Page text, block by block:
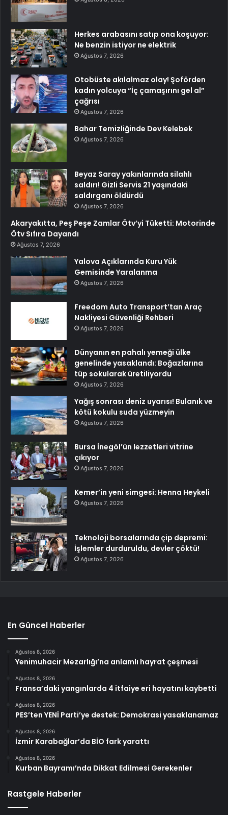
Herkes arabasını satıp ona koşuyor:
Ne benzin istiyor ne elektrik
Ağustos 7, 2026
Otobüste akılalmaz olay! Şoförden
kadın yolcuya “İç çamaşırını gel al”
çağrısı
Ağustos 7, 2026
Bahar Temizliğinde Dev Kelebek
Ağustos 7, 2026
Beyaz Saray yakınlarında silahlı
saldırı! Gizli Servis 21 yaşındaki
saldırganı öldürdü
Ağustos 7, 2026
Akaryakıtta, Peş Peşe Zamlar Ötv’yi Tüketti: Motorinde
Ötv Sıfıra Dayandı
Ağustos 7, 2026
Yalova Açıklarında Kuru Yük
Gemisinde Yaralanma
Ağustos 7, 2026
Freedom Auto Transport’tan Araç
Nakliyesi Güvenliği Rehberi
Ağustos 7, 2026
Dünyanın en pahalı yemeği ülke
genelinde yasaklandı: Boğazlarına
tüp sokularak üretiliyordu
Ağustos 7, 2026
Yağış sonrası deniz uyarısı! Bulanık ve
kötü kokulu suda yüzmeyin
Ağustos 7, 2026
Bursa İnegöl’ün lezzetleri vitrine
çıkıyor
Ağustos 7, 2026
Kemer’in yeni simgesi: Henna Heykeli
Ağustos 7, 2026
Teknoloji borsalarında çip depremi:
İşlemler durduruldu, devler çöktü!
Ağustos 7, 2026
En Güncel Haberler
Ağustos 8, 2026
Yenimuhacir Mezarlığı’na anlamlı hayrat çeşmesi
Ağustos 8, 2026
Fransa’daki yangınlarda 4 itfaiye eri hayatını kaybetti
Ağustos 8, 2026
PES’ten YENİ Parti’ye destek: Demokrasi yasaklanamaz
Ağustos 8, 2026
İzmir Karabağlar’da BİO fark yarattı
Ağustos 8, 2026
Kurban Bayramı’nda Dikkat Edilmesi Gerekenler
Rastgele Haberler